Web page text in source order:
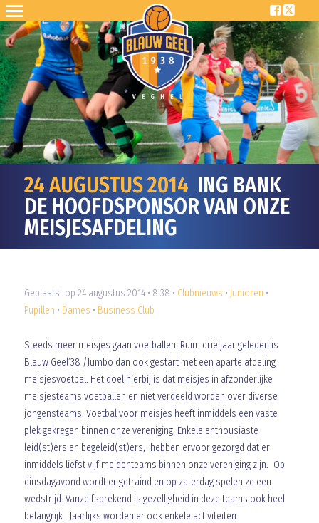
24 AUGUSTUS 2014 ING BANK
DE HOOFDSPONSOR VAN ONZE
MEISJESAFDELING
Geplaatst op 24 augustus 2014 • 8:38 • Clubnieuws • Junioren •
Pupillen • Dames • Business Club
Steeds meer meisjes gaan voetballen. Ruim drie jaar geleden is
Blauw Geel’38 /Jumbo dan ook gestart met een aparte afdeling
meisjesvoetbal. Het doel hierbij is dat meisjes in afzonderlijke
meisjesteams voetballen en niet verdeeld worden over diverse
jongensteams. Voetbal voor meisjes heeft inmiddels een vaste
plek gekregen binnen onze vereniging. Enkele enthousiaste
leid(st)ers en begeleid(st)ers, hebben ervoor gezorgd dat er
inmiddels liefst vijf meidenteams binnen onze vereniging zijn. Op
dinsdagavond wordt er getraind en op zaterdag spelen ze een
wedstrijd. Vanzelfsprekend is gezelligheid in deze teams ook heel
belangrijk. Jaarlijks worden er ook enkele activiteiten